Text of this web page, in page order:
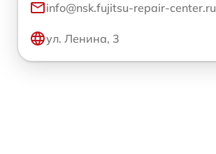
info@nsk.fujitsu-repair-center.ru
ул. Ленина, 3